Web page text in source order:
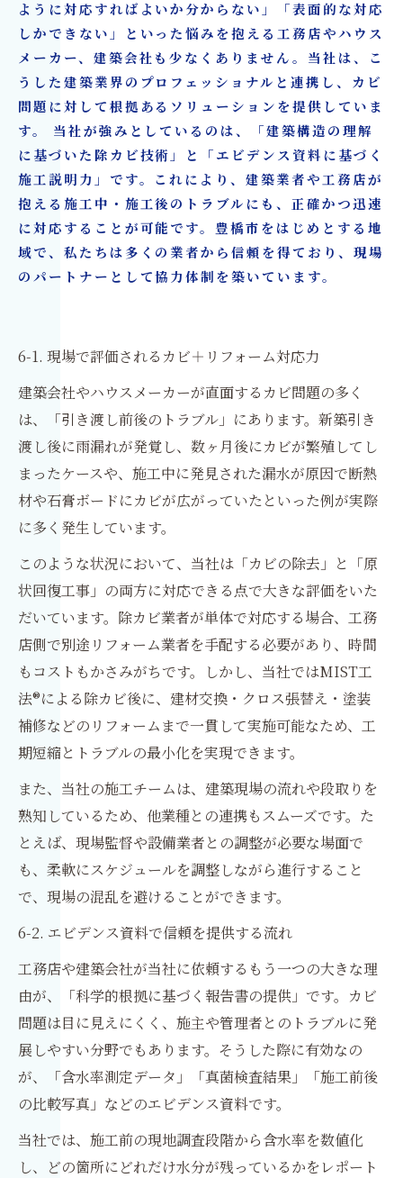
ように対応すればよいか分からない」「表面的な対応
しかできない」といった悩みを抱える工務店やハウス
メーカー、建築会社も少なくありません。当社は、こ
うした建築業界のプロフェッショナルと連携し、カビ
問題に対して根拠あるソリューションを提供していま
す。 当社が強みとしているのは、「建築構造の理解
に基づいた除カビ技術」と「エビデンス資料に基づく
施工説明力」です。これにより、建築業者や工務店が
抱える施工中・施工後のトラブルにも、正確かつ迅速
に対応することが可能です。豊橋市をはじめとする地
域で、私たちは多くの業者から信頼を得ており、現場
のパートナーとして協力体制を築いています。
6-1. 現場で評価されるカビ＋リフォーム対応力
建築会社やハウスメーカーが直面するカビ問題の多く
は、「引き渡し前後のトラブル」にあります。新築引き
渡し後に雨漏れが発覚し、数ヶ月後にカビが繁殖してし
まったケースや、施工中に発見された漏水が原因で断熱
材や石膏ボードにカビが広がっていたといった例が実際
に多く発生しています。
このような状況において、当社は「カビの除去」と「原
状回復工事」の両方に対応できる点で大きな評価をいた
だいています。除カビ業者が単体で対応する場合、工務
店側で別途リフォーム業者を手配する必要があり、時間
もコストもかさみがちです。しかし、当社ではMIST工
法®による除カビ後に、建材交換・クロス張替え・塗装
補修などのリフォームまで一貫して実施可能なため、工
期短縮とトラブルの最小化を実現できます。
また、当社の施工チームは、建築現場の流れや段取りを
熟知しているため、他業種との連携もスムーズです。た
とえば、現場監督や設備業者との調整が必要な場面で
も、柔軟にスケジュールを調整しながら進行すること
で、現場の混乱を避けることができます。
6-2. エビデンス資料で信頼を提供する流れ
工務店や建築会社が当社に依頼するもう一つの大きな理
由が、「科学的根拠に基づく報告書の提供」です。カビ
問題は目に見えにくく、施主や管理者とのトラブルに発
展しやすい分野でもあります。そうした際に有効なの
が、「含水率測定データ」「真菌検査結果」「施工前後
の比較写真」などのエビデンス資料です。
当社では、施工前の現地調査段階から含水率を数値化
し、どの箇所にどれだけ水分が残っているかをレポート